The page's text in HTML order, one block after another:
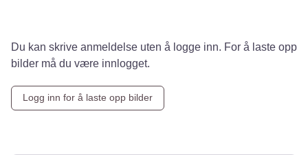
Du kan skrive anmeldelse uten å logge inn. For å laste opp
bilder må du være innlogget.
Logg inn for å laste opp bilder